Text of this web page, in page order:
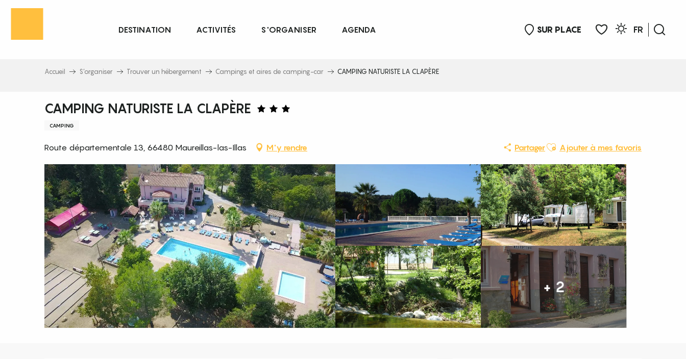
Aller
principal
SUR PLACE
FR
DESTINATION ACTIVITÉS S'ORGANISER AGENDA
Accueil S’organiser Trouver un hébergement Campings et aires de camping-car CAMPING NATURISTE LA CLAPÈRE
CAMPING NATURISTE LA CLAPÈRE
CAMPING
Route départementale 13, 66480 Maureillas-las-Illas M'y rendre PartagerAjouter aux favoris
Ajouter à mes favoris
+ 2